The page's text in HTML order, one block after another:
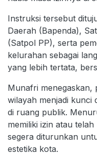
Instruksi tersebut
Daerah (Bapenda),
(Satpol PP), serta
kelurahan sebagai
yang lebih tertata,
Munafri menegaskan,
wilayah menjadi kunci
di ruang publik.
memiliki izin atau
segera diturunkan
estetika kota.